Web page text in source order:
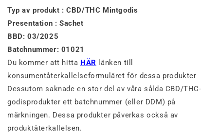
Typ av produkt : CBD/THC Mintgodis
Presentation : Sachet
BBD: 03/2025
Batchnummer: 01021
Du kommer att hitta HÄR länken till
konsumentåterkallelseformuläret för dessa produkter
Dessutom saknade en stor del av våra sålda CBD/THC-
godisprodukter ett batchnummer (eller DDM) på
märkningen. Dessa produkter påverkas också av
produktåterkallelsen.